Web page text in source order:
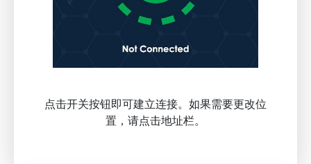
点击开关按钮即可建立连接。如果需要更改位
置，请点击地址栏。